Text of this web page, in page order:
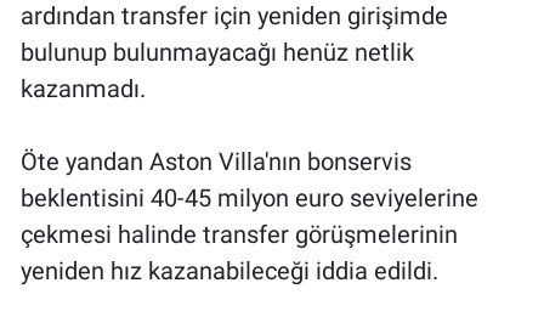
ardından transfer için yeniden girişimde
bulunup bulunmayacağı henüz netlik
kazanmadı.
Öte yandan Aston Villa'nın bonservis
beklentisini 40-45 milyon euro seviyelerine
çekmesi halinde transfer görüşmelerinin
yeniden hız kazanabileceği iddia edildi.